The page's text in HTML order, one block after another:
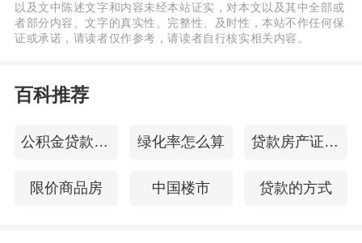
那么，以商业住房贷款为例，若LPR从
3.10%降至3.0%，贷款市场利率将创近十年
首套商业住房贷款，还款方式选择等额本
元降为4216元，减少约54元，总利息节省约
以及文中陈述文字和内容未经本站证实，对本文以及其中全部或
者部分内容、文字的真实性、完整性、及时性，本站不作任何保
证或承诺，请读者仅作参考，请读者自行核实相关内容。
百科推荐
公积金贷款60万 绿化率怎么算 贷款房产证抵押
限价商品房 中国楼市 贷款的方式